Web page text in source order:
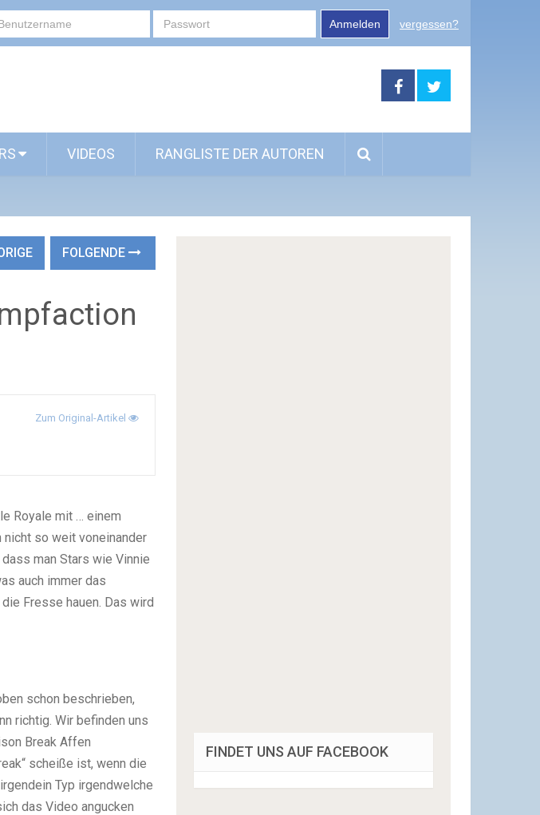
Anmelden vergessen?
VIDEOS RANGLISTE DER AUTOREN
FOLGENDE
Zum Original-Artikel
Royale mit … einem
nicht so weit voneinander
man Stars wie Vinnie
auch immer das
Fresse hauen. Das wird
schon beschrieben,
richtig. Wir befinden uns
Break Affen
scheiße ist, wenn die
Typ irgendwelche
das Video angucken
FINDET UNS AUF FACEBOOK